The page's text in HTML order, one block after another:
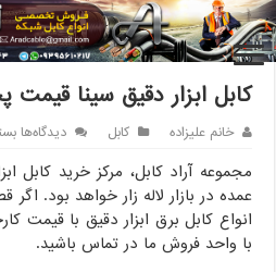
خانه / کابل / کابل ابزار دقیق سینا
کابل ابزار دقیق سینا
خانم علیزاده کابل دیدگاه‌ها
مجموعه آراد کابل، مرکز خرید کابل
عمده در بازار لاله زار خواهد بود.
انواع کابل برق ابزار دقیق با قیمت
با واحد فروش ما در تماس باشید.